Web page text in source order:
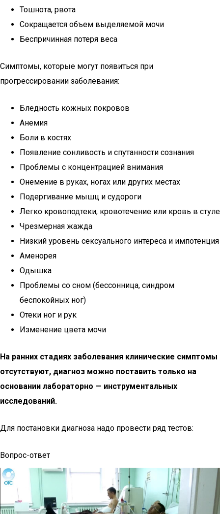
Тошнота, рвота
Сокращается объем выделяемой мочи
Беспричинная потеря веса
Симптомы, которые могут появиться при
прогрессировании заболевания:
Бледность кожных покровов
Анемия
Боли в костях
Появление сонливость и спутанности сознания
Проблемы с концентрацией внимания
Онемение в руках, ногах или других местах
Подергивание мышц и судороги
Легко кровоподтеки, кровотечение или кровь в стуле
Чрезмерная жажда
Низкий уровень сексуального интереса и импотенция
Аменорея
Одышка
Проблемы со сном (бессонница, синдром
беспокойных ног)
Отеки ног и рук
Изменение цвета мочи
На ранних стадиях заболевания клинические симптомы
отсутствуют, диагноз можно поставить только на
основании лабораторно — инструментальных
исследований.
Для постановки диагноза надо провести ряд тестов:
Вопрос-ответ